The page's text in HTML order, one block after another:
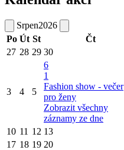
Srpen2026
Po Út St Čt
27 28 29 30
3 4 5
6
1
Fashion show - večer
pro ženy
Zobrazit všechny
záznamy ze dne
10 11 12 13
17 18 19 20